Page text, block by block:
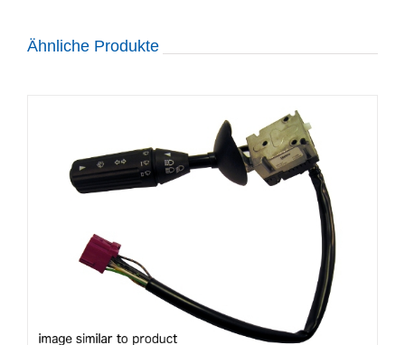
Ähnliche Produkte